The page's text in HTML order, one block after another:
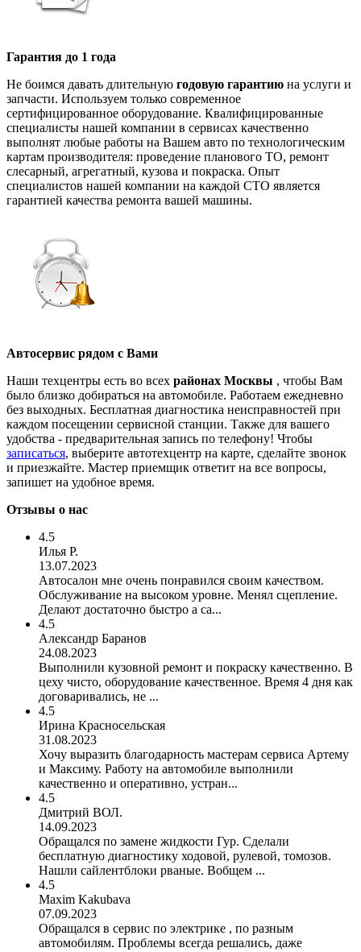
Гарантия до 1 года
Не боимся давать длительную годовую гарантию на услуги и
запчасти. Используем только современное
сертифицированное оборудование. Квалифицированные
специалисты нашей компании в сервисах качественно
выполнят любые работы на Вашем авто по технологическим
картам производителя: проведение планового ТО, ремонт
слесарный, агрегатный, кузова и покраска. Опыт
специалистов нашей компании на каждой СТО является
гарантией качества ремонта вашей машины.
Автосервис рядом с Вами
Наши техцентры есть во всех районах Москвы , чтобы Вам
было близко добираться на автомобиле. Работаем ежедневно
без выходных. Бесплатная диагностика неисправностей при
каждом посещении сервисной станции. Также для вашего
удобства - предварительная запись по телефону! Чтобы
записаться, выберите автотехцентр на карте, сделайте звонок
и приезжайте. Мастер приемщик ответит на все вопросы,
запишет на удобное время.
Отзывы о нас
4.5
Илья Р.
13.07.2023
Автосалон мне очень понравился своим качеством.
Обслуживание на высоком уровне. Менял сцепление.
Делают достаточно быстро а са...
4.5
Александр Баранов
24.08.2023
Выполнили кузовной ремонт и покраску качественно. В
цеху чисто, оборудование качественное. Время 4 дня как
договаривались, не ...
4.5
Ирина Красносельская
31.08.2023
Хочу выразить благодарность мастерам сервиса Артему
и Максиму. Работу на автомобиле выполнили
качественно и оперативно, устран...
4.5
Дмитрий ВОЛ.
14.09.2023
Обращался по замене жидкости Гур. Сделали
бесплатную диагностику ходовой, рулевой, томозов.
Нашли сайлентблоки рваные. Вобщем ...
4.5
Maxim Kakubava
07.09.2023
Обращался в сервис по электрике , по разным
автомобилям. Проблемы всегда решались, даже